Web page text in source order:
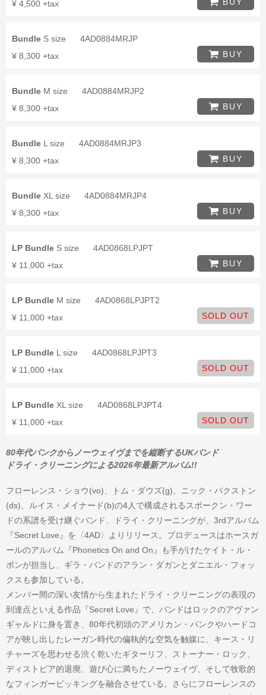
¥ 4,500 +tax
Bundle S size
4AD0884MRJP
¥ 8,300 +tax
BUY
Bundle M size
4AD0884MRJP2
¥ 8,300 +tax
BUY
Bundle L size
4AD0884MRJP3
¥ 8,300 +tax
BUY
Bundle XL size
4AD0884MRJP4
¥ 8,300 +tax
BUY
LP Bundle S size
4AD0868LPJPT
¥ 11,000 +tax
BUY
LP Bundle M size
4AD0868LPJPT2
¥ 11,000 +tax
SOLD OUT
LP Bundle L size
4AD0868LPJPT3
¥ 11,000 +tax
SOLD OUT
LP Bundle XL size
4AD0868LPJPT4
¥ 11,000 +tax
SOLD OUT
80年代パンクからノーウェイヴまでを縦断するUKバンド
ドライ・クリーニングによる2026年最新アルバム!!
フローレンス・ショウ(vo)、トム・ダウズ(g)、ニック・バクストン
(ds)、ルイス・メイナード(b)の4人で構成されるスポークン・ワー
ドの系譜を受け継ぐバンド、ドライ・クリーニングが、3rdアルバム
『Secret Love』を〈4AD〉よりリリース。プロデュースはホースガ
ールのアルバム『Phonetics On and On』も手がけたケイト・ル・
ボンが担当し、ギラ・バンドのアラン・ダガンとダニエル・フォッ
クスも参加している。
メンバー間の深い友情から生まれたドライ・クリーニングの表現の
到達点といえる作品『Secret Love』で、バンドはロックのアヴァン
ギャルドに身を置き、80年代初頭のアメリカン・パンクやハードコ
アが映し出したレーガン時代の偏執的な空気を触媒に、キース・リ
チャーズを思わせる渋く乾いたギターリフ、ストーナー・ロック、
ディストピア的退廃、遊び心に満ちたノーウェイヴ、そして牧歌的
なフィンガーピッキングを融合させている。さらにフローレンスの